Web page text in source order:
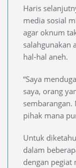
Haris
media sosial
agar oknum
salahgunakan
hal-hal aneh.
“Saya
saya, orang
sembarangan.
pihak mana
Untuk
dalam
dengan pegiat